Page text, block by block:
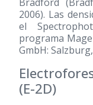
2006). Las
el
programa
GmbH:
(E-2D)